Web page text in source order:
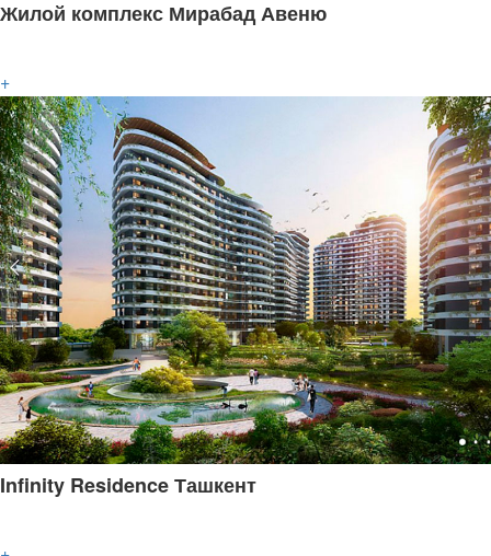
Жилой комплекс Мирабад Авеню
+
Infinity Residence Ташкент